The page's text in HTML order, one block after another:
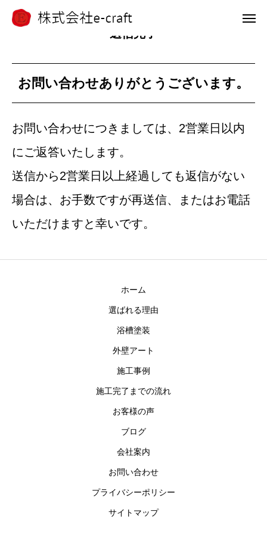
送信完了
お問い合わせありがとうございます。
お問い合わせにつきましては、2営業日以内
にご返答いたします。
送信から2営業日以上経過しても返信がない
場合は、お手数ですが再送信、またはお電話
いただけますと幸いです。
ホーム
選ばれる理由
浴槽塗装
外壁アート
施工事例
施工完了までの流れ
お客様の声
ブログ
会社案内
お問い合わせ
プライバシーポリシー
サイトマップ
メール 問合せ
浴槽塗装
外壁アート
施工事例
会社案内